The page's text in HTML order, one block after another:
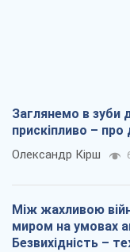
Заглянемо в зуби
прискіпливо – про
Олександр Кірш
Між жахливою
миром на умовах
Безвихідність –